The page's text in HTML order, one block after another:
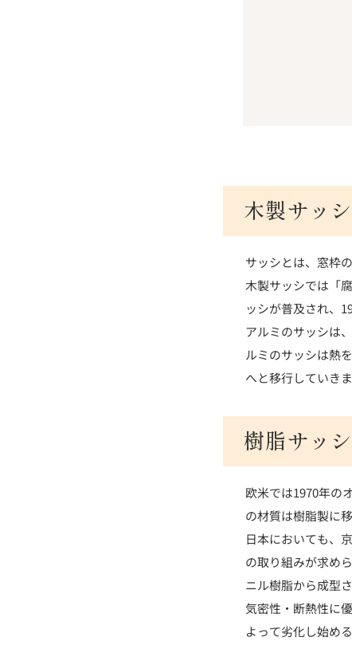
木製サッ
サッシとは、窓枠
木製サッシでは「
ッシが普及され、
アルミのサッシは
ルミのサッシは熱
へと移行していきま
樹脂サッ
欧米では1970年の
の材質は樹脂製に
日本においても、
の取り組みが求め
ニル樹脂から成型
気密性・断熱性に
よって劣化し始め